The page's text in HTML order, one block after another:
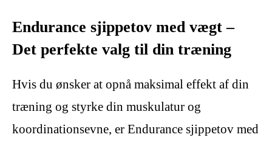
Endurance sjippetov med vægt –
Det perfekte valg til din træning
Hvis du ønsker at opnå maksimal effekt af din
træning og styrke din muskulatur og
koordinationsevne, er Endurance sjippetov med